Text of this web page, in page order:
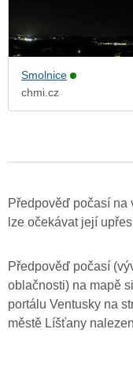
Smolnice
chmi.cz
Předpověď počasí na
lze očekávat její
Předpověď počasí
oblačnosti) na mapě
portálu Ventusky na
městě Líšťany